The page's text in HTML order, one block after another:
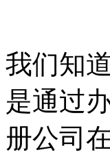
我们知
是通过
册公司